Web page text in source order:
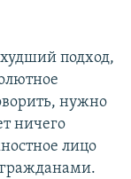
подход,
нужно
ничего
лицо